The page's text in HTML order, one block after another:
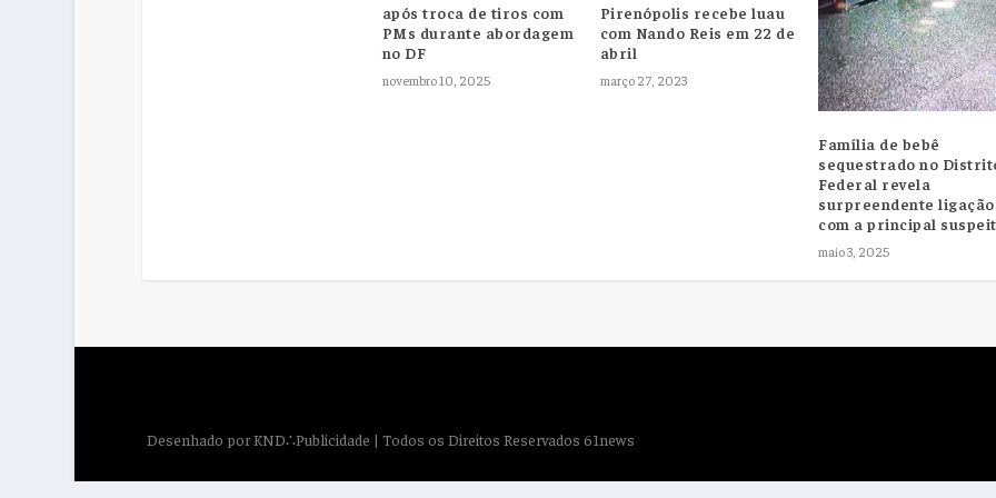
após troca de tiros com
PMs durante abordagem
no DF
novembro 10, 2025
Pirenópolis recebe luau
com Nando Reis em 22 de
abril
março 27, 2023
Família de bebê
sequestrado no
Federal revela
surpreendente ligação
com a principal
maio 3, 2025
Desenhado porKND∴Publicidade | Todos os Direitos Reservados 61news